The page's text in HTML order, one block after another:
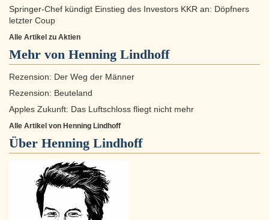
Springer-Chef kündigt Einstieg des Investors KKR an: Döpfners
letzter Coup
Alle Artikel zu Aktien
Mehr von Henning Lindhoff
Rezension: Der Weg der Männer
Rezension: Beuteland
Apples Zukunft: Das Luftschloss fliegt nicht mehr
Alle Artikel von Henning Lindhoff
Über Henning Lindhoff